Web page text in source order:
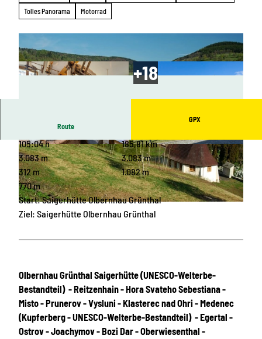
Tolles Panorama
Motorrad
© WFE GmbH Annaberg-Buchholz, Montanregion Krušné hory – Erzgebirge, o.p.s. - P. Mikšíček
© Stadt Marienberg
© WFE GmbH Annaberg-Buchholz, Welterbe
Montanregion Erzgebirge e. V. / J. Kugler, Marko
Borrmann
Route
GPX
105:04 h
185,81 km
3.083 m
3.083 m
312 m
1.082 m
770 m
Start: Saigerhütte Olbernhau Grünthal
Ziel: Saigerhütte Olbernhau Grünthal
Olbernhau Grünthal Saigerhütte (UNESCO-Welterbe-
Bestandteil) - Reitzenhain - Hora Svateho Sebestiana -
Misto - Prunerov - Vysluni - Klasterec nad Ohri - Medenec
(Kupferberg - UNESCO-Welterbe-Bestandteil) - Egertal -
Ostrov - Joachymov - Bozi Dar - Oberwiesenthal -